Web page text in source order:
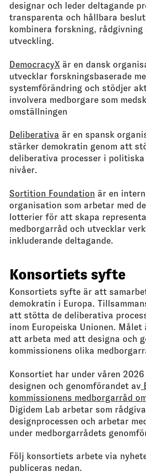
designar och leder deltagande
transparenta och hållbara
kombinera forskning,
utveckling.
DemocracyX är en dansk
utvecklar forskningsbaserade
systemförändring och stödjer
involvera medborgare som
omställningen
Deliberativa är en spansk
stärker demokratin genom att
deliberativa processer i
nivåer.
Sortition Foundation är en
organisation som arbetar med
lotterier för att skapa
medborgarråd och utvecklar
inkluderande deltagande.
Konsortiets syfte
Konsortiets syfte är att
demokratin i Europa.
att stötta de deliberativa
inom Europeiska Unionen.
att arbeta med att designa och
kommissionens olika
Konsortiet har under våren
designen och genomförandet av
kommissionens medborgarråd
Digidem Lab arbetar som
designprocessen och arbetar
under medborgarrådets
Följ konsortiets arbete via
publiceras nedan.